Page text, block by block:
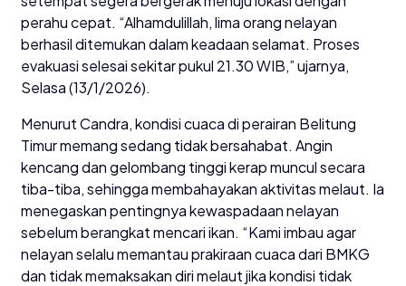
perahu cepat. “Alhamdulillah, lima orang nelayan
berhasil ditemukan dalam keadaan selamat. Proses
evakuasi selesai sekitar pukul 21.30 WIB,” ujarnya,
Selasa (13/1/2026).
Menurut Candra, kondisi cuaca di perairan Belitung
Timur memang sedang tidak bersahabat. Angin
kencang dan gelombang tinggi kerap muncul secara
tiba-tiba, sehingga membahayakan aktivitas melaut. Ia
menegaskan pentingnya kewaspadaan nelayan
sebelum berangkat mencari ikan. “Kami imbau agar
nelayan selalu memantau prakiraan cuaca dari BMKG
dan tidak memaksakan diri melaut jika kondisi tidak